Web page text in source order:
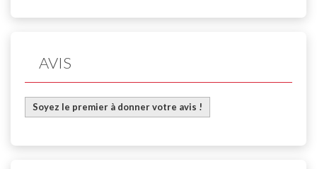
AVIS
Soyez le premier à donner votre avis !